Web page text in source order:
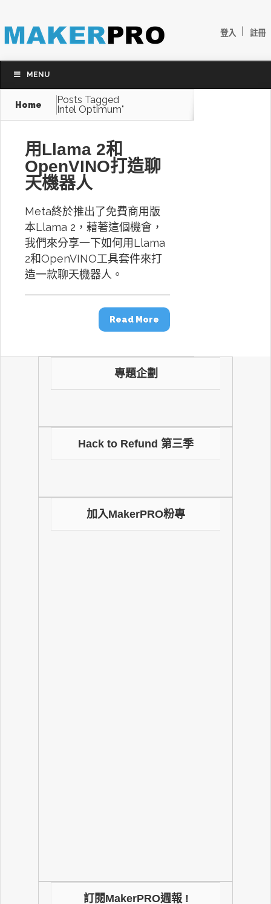
登入 註冊
MENU
Home
Posts Tagged
Intel Optimum"
用Llama 2和
OpenVINO打造聊
天機器人
Meta終於推出了免費商用版
本Llama 2，藉著這個機會，
我們來分享一下如何用Llama
2和OpenVINO工具套件來打
造一款聊天機器人。
Read More
專題企劃
Hack to Refund 第三季
加入MakerPRO粉專
訂閱MakerPRO週報 !